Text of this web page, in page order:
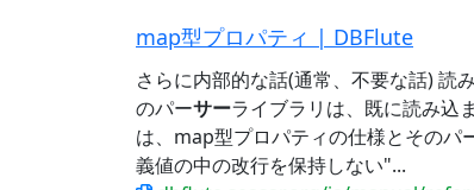
map型プロパティ | DBFlute
さらに内部的な話(通常、不要な話) 読
のパーサーライブラリは、既に読み込
は、map型プロパティの仕様とそのパ
義値の中の改行を保持しない"...